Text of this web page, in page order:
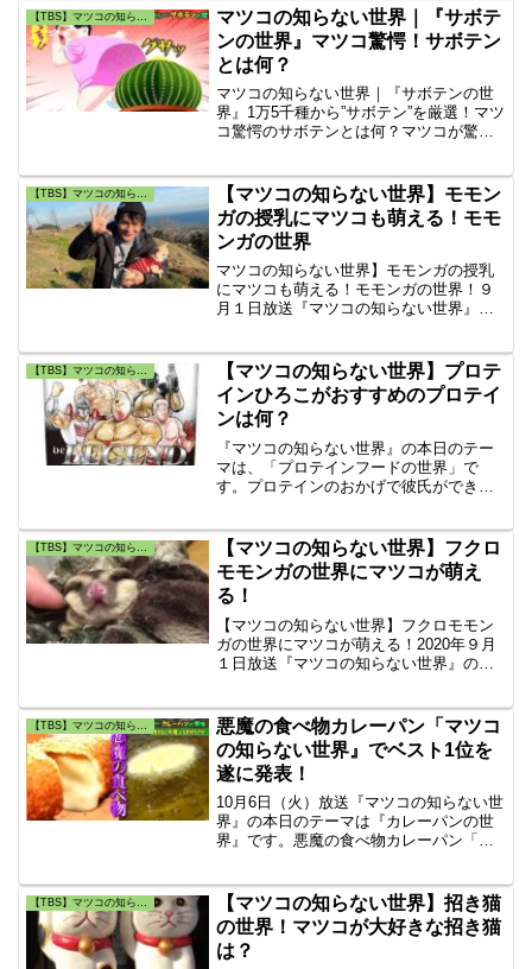
ン”、”インスタント麺”のおすすめの人気
ランキングは何？。驚愕！”マツコのイン
スタントラーメン”
マツコの知らない世界｜『サボテ
ンの世界』マツコ驚愕！サボテン
とは何？
マツコの知らない世界｜『サボテンの世
界』1万5千種から”サボテン”を厳選！マツ
コ驚愕のサボテンとは何？マツコが驚く
対決の行方は？マツコのサボテンの世界
で紹介されたサボテンは何？
【マツコの知らない世界】モモン
ガの授乳にマツコも萌える！モモ
ンガの世界
マツコの知らない世界】モモンガの授乳
にマツコも萌える！モモンガの世界！９
月１日放送『マツコの知らない世界』の
ガを診ている升水さんが登場！モモンガ
の世界にマツコが萌える！
【TBS】マツコの知らない世界
【マツコの知らない世界】プロテ
インひろこがおすすめのプロテイ
ンは何？
『マツコの知らない世界』の本日のテー
マは、「プロテインフードの世界」で
す。プロテインのおかげで彼氏ができ
ンのビール、お菓子、高野メロン、バー
ムクーヘン、スープ、たい焼き、不二家
のミルキーのプロテインなどを紹介しま
す。
【TBS】マツコの知らない世界
【マツコの知らない世界】フクロ
モモンガの世界にマツコが萌え
る！
【マツコの知らない世界】フクロモモン
ガの世界にマツコが萌える！2020年９月
１日放送『マツコの知らない世界』の本
えるモモンガを診ている升水さんが登
場！モモンガの世界にマツコが萌える！
悪魔の食べ物カレーパン「マツコ
の知らない世界』でベスト1位を
遂に発表！
10月6日（火）放送『マツコの知らない世
界』の本日のテーマは『カレーパンの世
界』です。悪魔の食べ物カレーパン「マ
ーパン協会会長、行政書士、佐藤絵里さ
んが2回目の登場しました。
【TBS】マツコの知らない世界
【マツコの知らない世界】招き猫
の世界！マツコが大好きな招き猫
は？